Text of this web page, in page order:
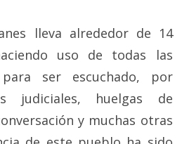
lleva alrededor de 14
uso de todas las
ser escuchado, por
judiciales, huelgas de
y muchas otras